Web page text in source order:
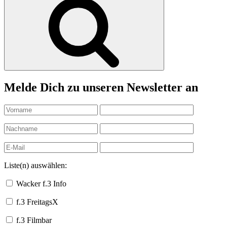
Melde Dich zu unseren Newsletter an
Liste(n) auswählen:
Wacker f.3 Info
f.3 FreitagsX
f.3 Filmbar